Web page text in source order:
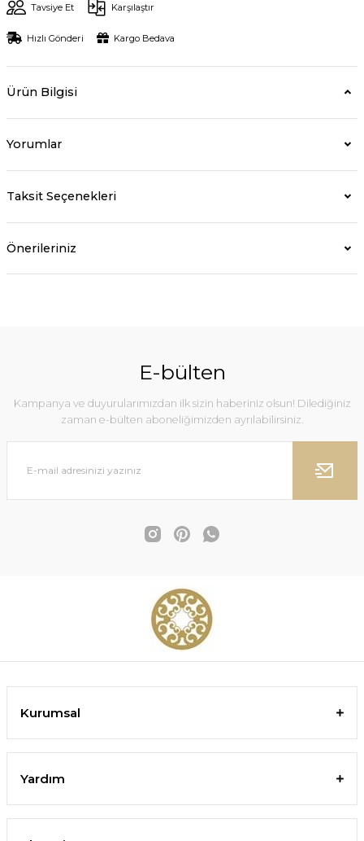
Tavsiye Et Karşılaştır
Hızlı Gönderi Kargo Bedava
Ürün Bilgisi
Yorumlar
Taksit Seçenekleri
Önerileriniz
E-bülten
Kampanya ve duyurularımızdan ilk sizin haberiniz olsun! Dilediğiniz
zaman e-bülten aboneliğimizden ayrılabilirsiniz.
Kurumsal
Yardım